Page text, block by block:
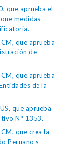
que aprueba el
medidas
que aprueba
del
que aprueba
de la
que aprueba
N° 1353.
que crea la
Peruano y